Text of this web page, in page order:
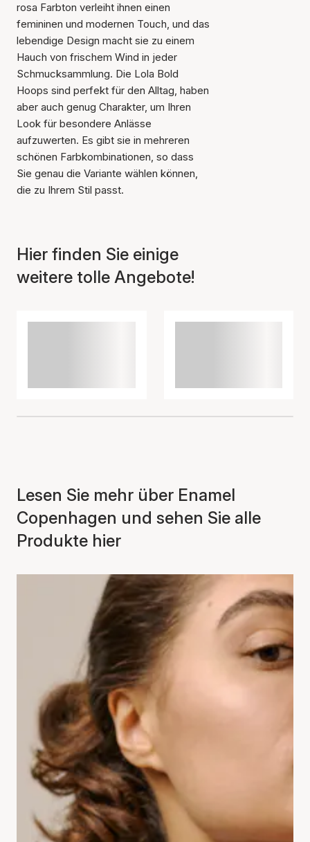
Warenkorb gelegt
rosa Farbton verleiht ihnen einen
femininen und modernen Touch, und das
lebendige Design macht sie zu einem
Hauch von frischem Wind in jeder
Schmucksammlung. Die Lola Bold
Hoops sind perfekt für den Alltag, haben
aber auch genug Charakter, um Ihren
Look für besondere Anlässe
aufzuwerten. Es gibt sie in mehreren
schönen Farbkombinationen, so dass
Sie genau die Variante wählen können,
die zu Ihrem Stil passt.
Hier finden Sie einige
weitere tolle Angebote!
Lesen Sie mehr über Enamel
Copenhagen und sehen Sie alle
Produkte hier